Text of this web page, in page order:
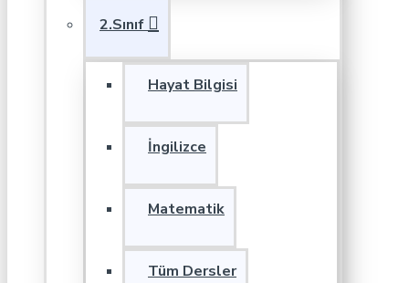
2.Sınıf
Hayat Bilgisi
İngilizce
Matematik
Tüm Dersler